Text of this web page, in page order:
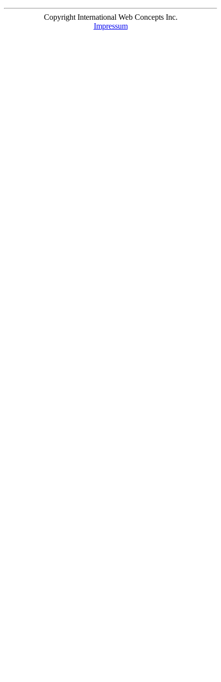
Copyright International Web Concepts Inc.
Impressum